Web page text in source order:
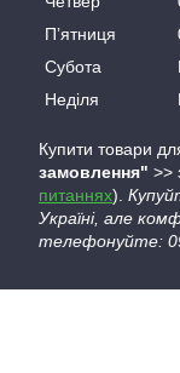
Пʼятниця
Субота
Неділя
Купити товари
замовлення" >>
питаннях).
Україні, але
телефонуйте: